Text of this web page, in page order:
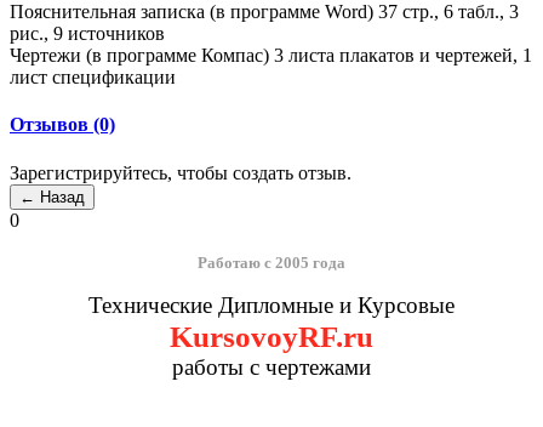
Пояснительная записка (в программе Word) 37 стр., 6 табл., 3
рис., 9 источников
Чертежи (в программе Компас) 3 листа плакатов и чертежей, 1
лист спецификации
Отзывов (0)
Зарегистрируйтесь, чтобы создать отзыв.
0
Работаю с 2005 года
Технические Дипломные и Курсовые
KursovoyRF.ru
работы с чертежами